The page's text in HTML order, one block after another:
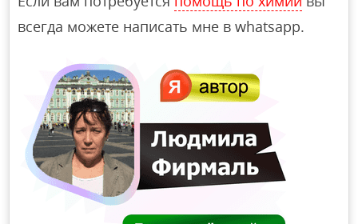
всегда можете написать мне в whatsapp.